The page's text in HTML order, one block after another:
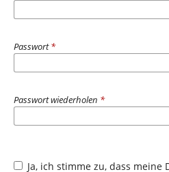
Passwort*
Passwort wiederholen *